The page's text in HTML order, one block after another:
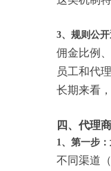
3、规则公
佣金比例
员工和代
长期来看
四、代理
1、第一步
不同渠道